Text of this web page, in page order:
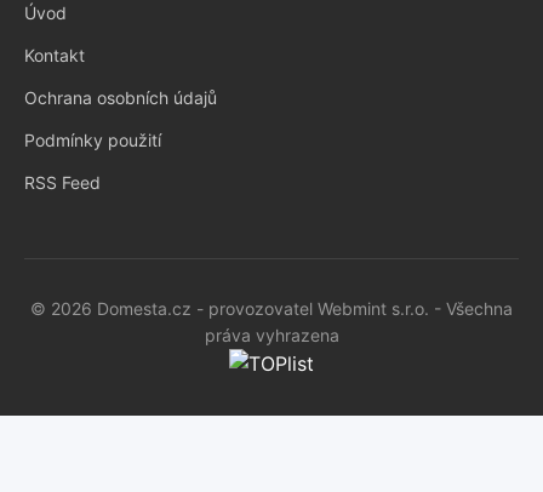
Úvod
Kontakt
Ochrana osobních údajů
Podmínky použití
RSS Feed
© 2026 Domesta.cz - provozovatel Webmint s.r.o. - Všechna
práva vyhrazena